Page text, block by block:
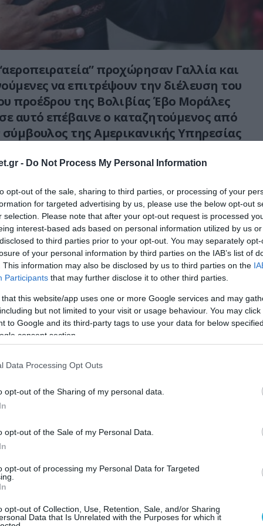
- Do Not Process My Personal Information
opt-out of the sale, sharing to third parties, or processing of your
for targeted advertising by us, please use the below opt-out
selection. Please note that after your opt-out request is processed
interest-based ads based on personal information utilized by us
to third parties prior to your opt-out. You may separately
of your personal information by third parties on the IAB’s list of
This information may also be disclosed by us to third parties on the
Participants that may further disclose it to other third parties.
that this website/app uses one or more Google services and may
but not limited to your visit or usage behaviour. You may
to Google and its third-party tags to use your data for below
consent section.
Data Processing Opt Outs
opt-out of the Sharing of my personal data.
opt-out of the Sale of my Personal Data.
opt-out of processing my Personal Data for Targeted
opt-out of Collection, Use, Retention, Sale, and/or Sharing
Data that Is Unrelated with the Purposes for which it
προχώρησαν Γαλλία και
να επιτρέψουν την διέλευση του
προέδρου της Βολιβίας Έβο Μοράλες
αυτό επέβαινε ο καταζητούμενος από
της Αμερικανικής Υπηρεσίας
η ύπαρξη του Σνόουντεν με
τον δρόμο του
προορισμό την πρωτεύουσα της Βολιβίας
το βράδυ της Τρίτης από τη Μόσχα, όπου ο
με τον ρώσο πρόεδρο Πούτιν στο
Συνόδου Κορυφής χωρών που εξάγουν
της Αυστρίας ORF μετέδωσε ότι ο
με τον Μοράλες στο αεροσκάφος, στο
Σβέτσατ.
της Βολιβίας Ντέιβιντ
από την Λα Παζ ότι η Γαλλία και η
στο αεροπλάνο του Μοράλες, ενώ
υπουργείου Εξωτερικών της Αυστρίας
διέψευσε ότι ο Σνόουντεν βρίσκεται
άτομα συγκεντρώθηκαν μπροστά από